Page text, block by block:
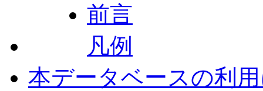
前言
凡例
本データベースの利